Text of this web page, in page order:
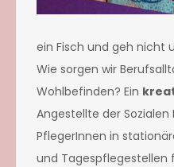
ein Fisch und geh nicht
Wie sorgen wir
Wohlbefinden? Ein
Angestellte der Sozialen
PflegerInnen in
und Tagespflegestellen